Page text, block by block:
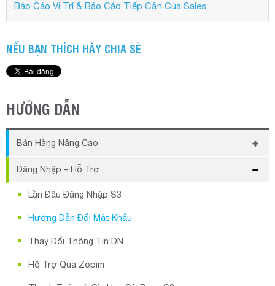
Báo Cáo Vị Trí & Báo Cáo Tiếp Cận Của Sales
NẾU BẠN THÍCH HÃY CHIA SẺ
HƯỚNG DẪN
Bán Hàng Nâng Cao
Hướng Dẫn Bán Hàng Off-line
Hướng Dẫn Bán Hàng Nhanh Bằng Phím Tắt
Đăng Nhập – Hỗ Trợ
Lần Đầu Đăng Nhập S3
Hướng Dẫn Đổi Mật Khẩu
Thay Đổi Thông Tin DN
Hỗ Trợ Qua Zopim